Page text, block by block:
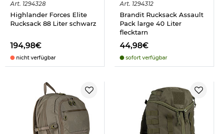
Art. 1294328
Highlander Forces Elite
Rucksack 88 Liter schwarz
194,98€
nicht verfügbar
Art. 1294312
Brandit Rucksack Assault
Pack large 40 Liter
flecktarn
44,98€
sofort verfügbar